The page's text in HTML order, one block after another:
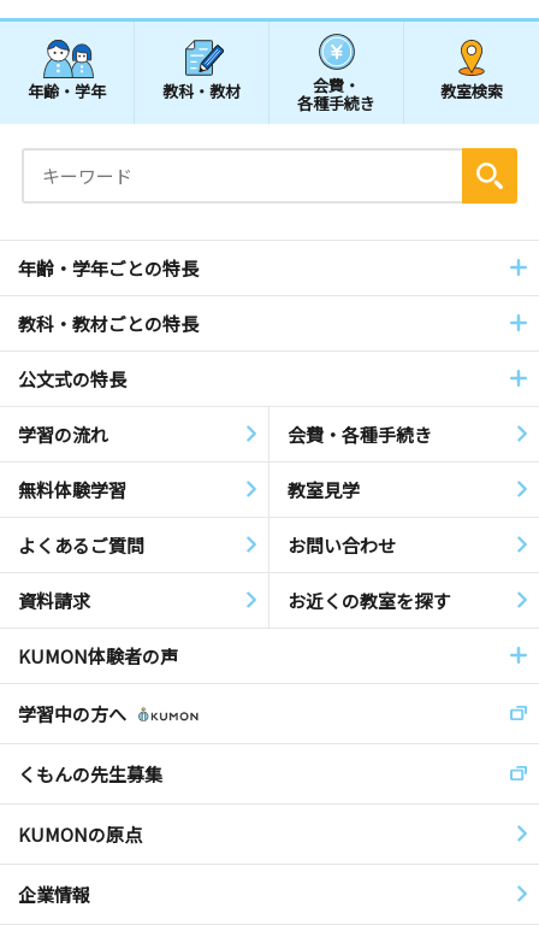
年齢・学年 教科・教材 会費・
各種手続き
教室検索
年齢・学年ごとの特長
教科・教材ごとの特長
公文式の特長
学習の流れ 会費・各種手続き
無料体験学習 教室見学
よくあるご質問 お問い合わせ
資料請求 お近くの教室を探す
KUMON体験者の声
学習中の方へ
くもんの先生募集
KUMONの原点
企業情報